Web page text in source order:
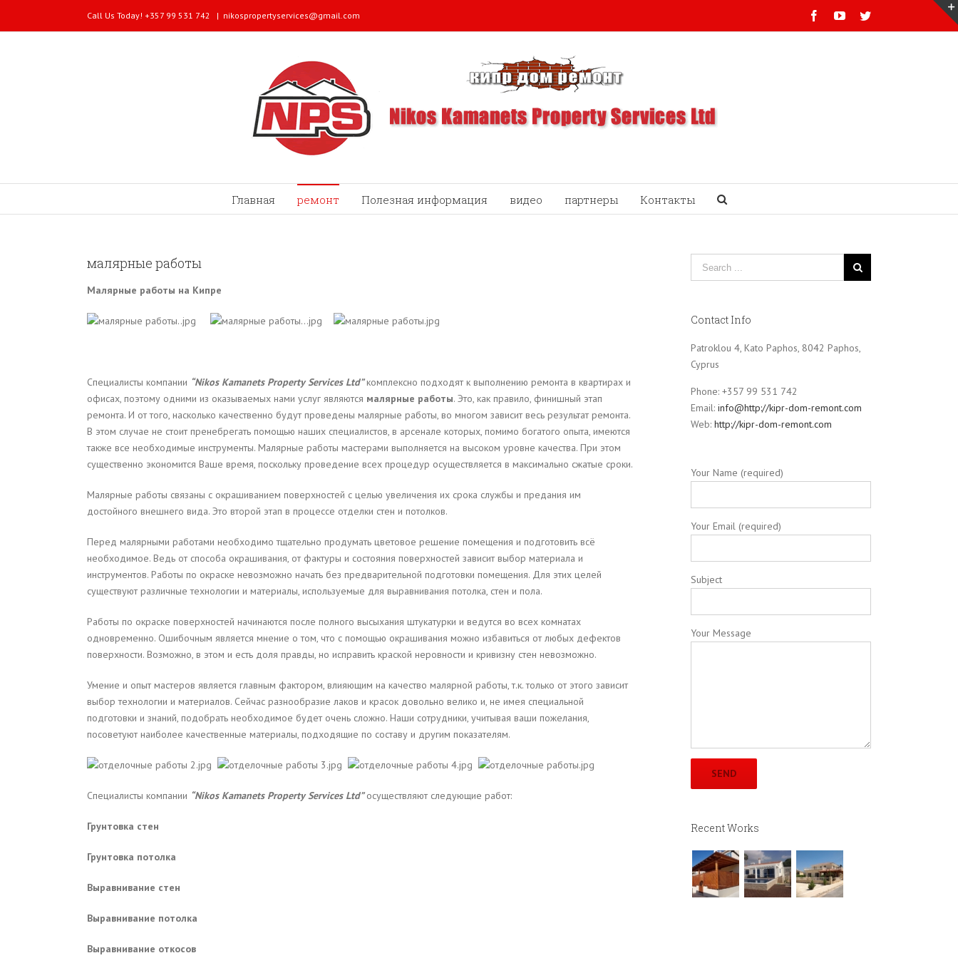
Call Us Today! +357 99 531 742 | nikospropertyservices@gmail.com Facebook
YoutubeTwitter
Главная ремонт Полезная информация видео партнеры Контакты
малярные работы
Малярные работы на Кипре
Специалисты компании “Nikos Kamanets Property Services Ltd”комплексно подходят к выполнению ремонта в квартирах и
офисах, поэтому одними из оказываемых нами услуг являются малярные работы. Это, как правило, финишный этап
ремонта. И от того, насколько качественно будут проведены малярные работы, во многом зависит весь результат ремонта.
В этом случае не стоит пренебрегать помощью наших специалистов, в арсенале которых, помимо богатого опыта, имеются
также все необходимые инструменты. Малярные работы мастерами выполняется на высоком уровне качества. При этом
существенно экономится Ваше время, поскольку проведение всех процедур осуществляется в максимально сжатые сроки.
Малярные работы связаны с окрашиванием поверхностей с целью увеличения их срока службы и предания им
достойного внешнего вида. Это второй этап в процессе отделки стен и потолков.
Перед малярными работами необходимо тщательно продумать цветовое решение помещения и подготовить всё
необходимое. Ведь от способа окрашивания, от фактуры и состояния поверхностей зависит выбор материала и
инструментов. Работы по окраске невозможно начать без предварительной подготовки помещения. Для этих целей
существуют различные технологии и материалы, используемые для выравнивания потолка, стен и пола.
Работы по окраске поверхностей начинаются после полного высыхания штукатурки и ведутся во всех комнатах
одновременно. Ошибочным является мнение о том, что с помощью окрашивания можно избавиться от любых дефектов
поверхности. Возможно, в этом и есть доля правды, но исправить краской неровности и кривизну стен невозможно.
Умение и опыт мастеров является главным фактором, влияющим на качество малярной работы, т.к. только от этого зависит
выбор технологии и материалов. Сейчас разнообразие лаков и красок довольно велико и, не имея специальной
подготовки и знаний, подобрать необходимое будет очень сложно. Наши сотрудники, учитывая ваши пожелания,
посоветуют наиболее качественные материалы, подходящие по составу и другим показателям.
Специалисты компании “Nikos Kamanets Property Services Ltd”осуществляют следующие работ:
Грунтовка стен
Грунтовка потолка
Выравнивание стен
Выравнивание потолка
Выравнивание откосов
Contact Info
Patroklou 4, Kato Paphos, 8042 Paphos,
Cyprus
Phone: +357 99 531 742
Email: info@http://kipr-dom-remont.com
Web: http://kipr-dom-remont.com
Your Name (required)
Your Email (required)
Subject
Your Message
Recent Works